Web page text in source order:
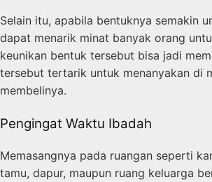
Selain itu, apabila bentuknya semakin
dapat menarik minat banyak orang
keunikan bentuk tersebut bisa jadi
tersebut tertarik untuk menanyakan di
membelinya.
Pengingat Waktu Ibadah
Memasangnya pada ruangan seperti
tamu, dapur, maupun ruang keluarga